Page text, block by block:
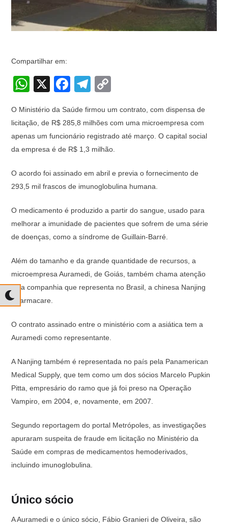
Compartilhar em:
W
at
s
A
p
p
X
F
c
e
b
o
o
T
e
gr
a
m
p
y
Li
k
O Ministério da Saúde firmou um contrato, com dispensa de
licitação, de R$ 285,8 milhões com uma microempresa com
apenas um funcionário registrado até março. O capital social
da empresa é de R$ 1,3 milhão.
O acordo foi assinado em abril e previa o fornecimento de
293,5 mil frascos de imunoglobulina humana.
O medicamento é produzido a partir do sangue, usado para
melhorar a imunidade de pacientes que sofrem de uma série
de doenças, como a síndrome de Guillain-Barré.
Além do tamanho e da grande quantidade de recursos, a
microempresa Auramedi, de Goiás, também chama atenção
pela companhia que representa no Brasil, a chinesa Nanjing
Pharmacare.
O contrato assinado entre o ministério com a asiática tem a
Auramedi como representante.
A Nanjing também é representada no país pela Panamerican
Medical Supply, que tem como um dos sócios Marcelo Pupkin
Pitta, empresário do ramo que já foi preso na Operação
Vampiro, em 2004, e, novamente, em 2007.
Segundo reportagem do portal Metrópoles, as investigações
apuraram suspeita de fraude em licitação no Ministério da
Saúde em compras de medicamentos hemoderivados,
incluindo imunoglobulina.
Único sócio
A Auramedi e o único sócio, Fábio Granieri de Oliveira, são